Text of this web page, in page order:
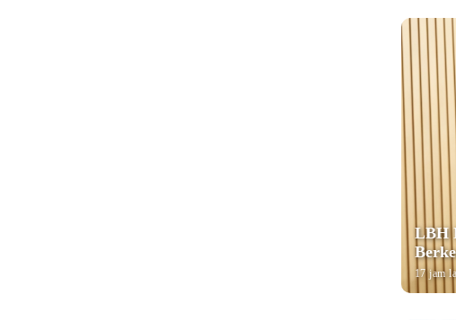
LBH
17 jam